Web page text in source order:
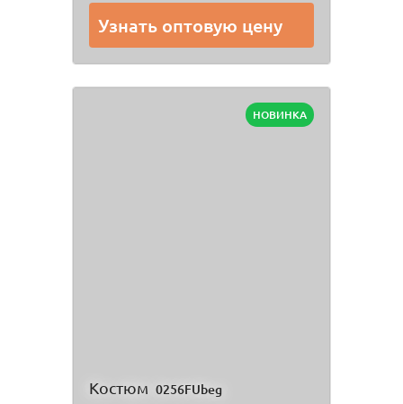
Узнать оптовую цену
НОВИНКА
Костюм 0256FUbeg